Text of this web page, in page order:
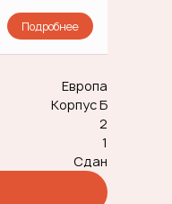
Подробнее
Европа
Корпус Б
2
1
Сдан